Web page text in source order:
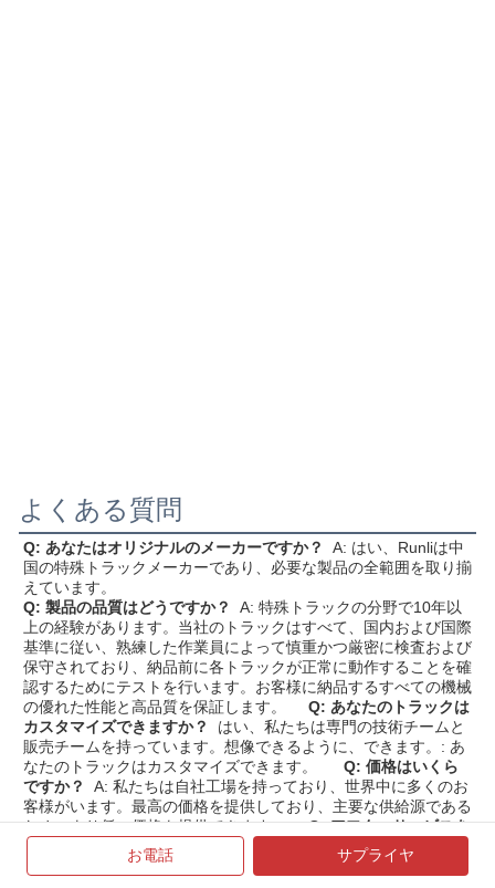
よくある質問
Q: あなたはオリジナルのメーカーですか？
A: はい、Runliは中
国の特殊トラックメーカーであり、必要な製品の全範囲を取り揃
えています。
Q: 製品の品質はどうですか？
A: 特殊トラックの分野で10年以
上の経験があります。当社のトラックはすべて、国内および国際
基準に従い、熟練した作業員によって慎重かつ厳密に検査および
保守されており、納品前に各トラックが正常に動作することを確
認するためにテストを行います。お客様に納品するすべての機械
の優れた性能と高品質を保証します。
Q: あなたのトラックは
カスタマイズできますか？
はい、私たちは専門の技術チームと
販売チームを持っています。想像できるように、できます。: あ
なたのトラックはカスタマイズできます。
Q: 価格はいくら
ですか？
A: 私たちは自社工場を持っており、世界中に多くのお
客様がいます。最高の価格を提供しており、主要な供給源である
ため、より低い価格を提供できます。
Q: アフターサービスを
提供しますか？
回答: はい。当社の新しいトラックは12ヶ月保
証されており、それに加えて、お客様の問題を徹底的かつ迅速に
お電話 サプライヤ